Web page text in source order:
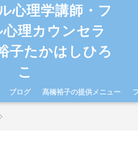
心理学講師・フ
理カウンセラ
たかはしひろ
こ
ブログ 髙橋裕子の提供メニュー